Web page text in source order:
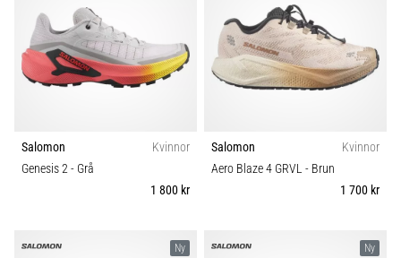
Löparknä,
även
känt
som
iliotibialbandssyndrom
ett
mycket
löpare
Salomon
Kvinnor
Genesis 2- Grå
1 800 kr
Salomon
Kvinnor
Aero Blaze 4 GRVL - Brun
1 700 kr
Ny Ny